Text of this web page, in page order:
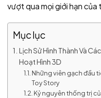
vượt qua mọi giới hạn
Mục lục
Lịch Sử Hình Thành Và
Hoạt Hình 3D
Những viên gạch đầu
Toy Story
Kỷ nguyên thống trị